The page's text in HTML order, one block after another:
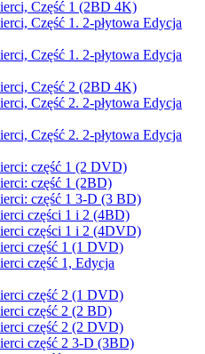
Część 1 (2BD 4K)
Część 1. 2-płytowa Edycja
Część 1. 2-płytowa Edycja
Część 2 (2BD 4K)
Część 2. 2-płytowa Edycja
Część 2. 2-płytowa Edycja
część 1 (2 DVD)
część 1 (2BD)
część 1 3-D (3 BD)
części 1 i 2 (4BD)
części 1 i 2 (4DVD)
część 1 (1 DVD)
część 1, Edycja
część 2 (1 DVD)
część 2 (2 BD)
część 2 (2 DVD)
część 2 3-D (3BD)